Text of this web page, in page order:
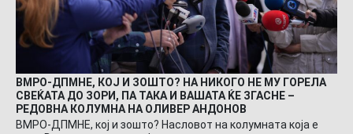
ВМРО-ДПМНЕ, КОЈ И ЗОШТО? НА НИКОГО НЕ МУ ГОРЕЛА
СВЕЌАТА ДО ЗОРИ, ПА ТАКА И ВАШАТА ЌЕ ЗГАСНЕ –
РЕДОВНА КОЛУМНА НА ОЛИВЕР АНДОНОВ
ВМРО-ДПМНЕ, кој и зошто? Насловот на колумната која е